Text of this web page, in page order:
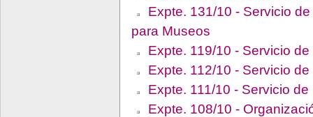
Expte. 131/10 - Servicio
para Museos
Expte. 119/10 - Servicio
Expte. 112/10 - Servicio
Expte. 111/10 - Servicio
Expte. 108/10 -